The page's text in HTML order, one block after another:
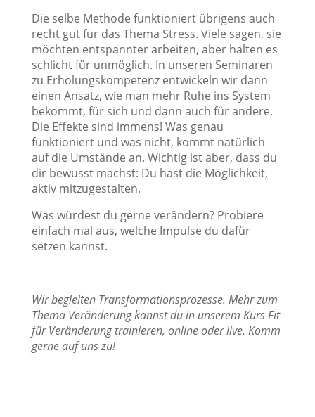
Die selbe Methode funktioniert übrigens auch
recht gut für das Thema Stress. Viele sagen, sie
möchten entspannter arbeiten, aber halten es
schlicht für unmöglich. In unseren Seminaren
zu Erholungskompetenz entwickeln wir dann
einen Ansatz, wie man mehr Ruhe ins System
bekommt, für sich und dann auch für andere.
Die Effekte sind immens! Was genau
funktioniert und was nicht, kommt natürlich
auf die Umstände an. Wichtig ist aber, dass du
dir bewusst machst: Du hast die Möglichkeit,
aktiv mitzugestalten.
Was würdest du gerne verändern? Probiere
einfach mal aus, welche Impulse du dafür
setzen kannst.
Wir begleiten Transformationsprozesse. Mehr zum
Thema Veränderung kannst du in unserem Kurs Fit
für Veränderung trainieren, online oder live. Komm
gerne auf uns zu!